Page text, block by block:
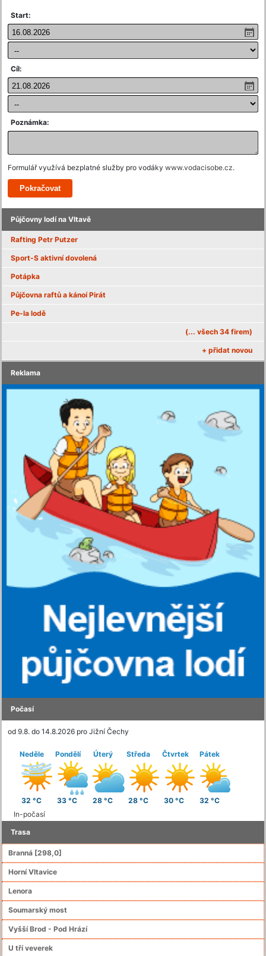
Start:
Cíl:
Poznámka:
Formulář využívá bezplatné služby pro vodáky www.vodacisobe.cz.
Půjčovny lodí na Vltavě
Rafting Petr Putzer
Sport-S aktivní dovolená
Potápka
Půjčovna raftů a kánoí Pirát
Pe-la lodě
(... všech 34 firem)
+ přidat novou
Reklama
Počasí
od 9.8. do 14.8.2026 pro Jižní Čechy
Neděle
32 °C
Pondělí
33 °C
Úterý
28 °C
Středa
28 °C
Čtvrtek
30 °C
Pátek
32 °C
In-počasí
Trasa
Branná [298,0]
Horní Vltavice
Lenora
Soumarský most
Vyšší Brod - Pod Hrází
U tří veverek